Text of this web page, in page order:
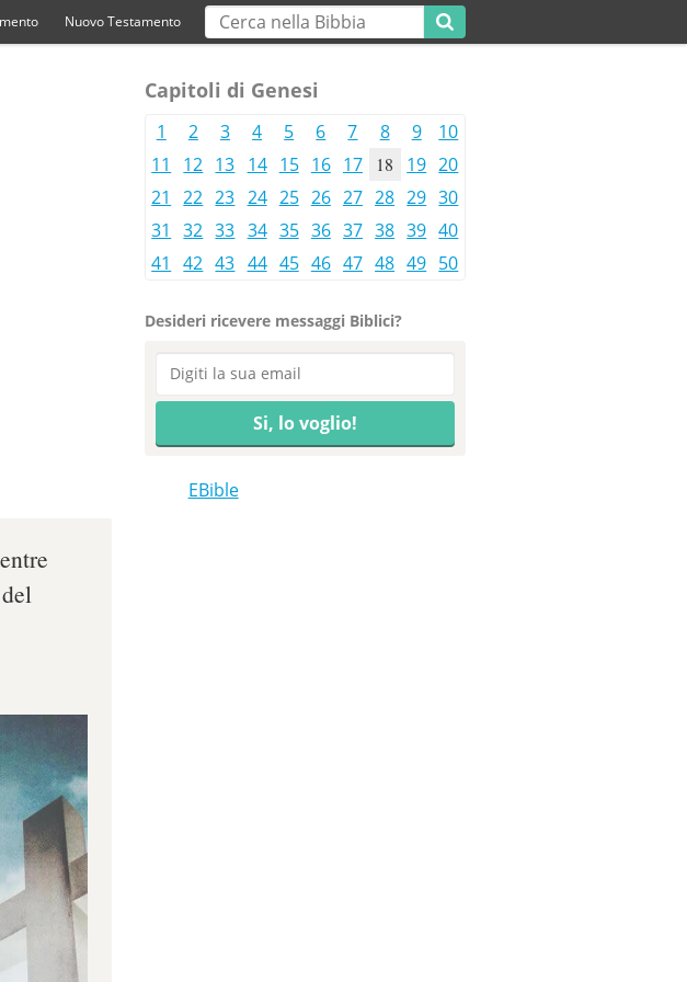
Nuovo Testamento
Capitoli di Genesi
1 2 3 4 5 6 7 8 9
10
11
12 13 14 15 16 17 18 19 20
21
22 23 24 25 26 27 28 29 30
31
32 33 34 35 36 37 38 39 40
41
42 43 44 45 46 47 48 49 50
Desideri ricevere messaggi Biblici?
EBible